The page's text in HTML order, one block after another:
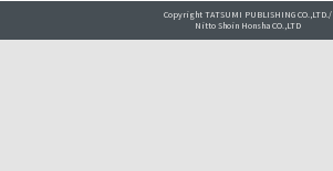
Copyright TATSUMI PUBLISHING CO.,LTD./
Nitto Shoin Honsha CO.,LTD